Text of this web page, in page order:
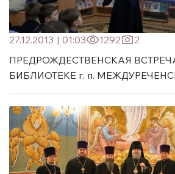
27.12.2013 | 01:03 1292
2
ПРЕДРОЖДЕСТВЕНСКАЯ
БИБЛИОТЕКЕ г. п.